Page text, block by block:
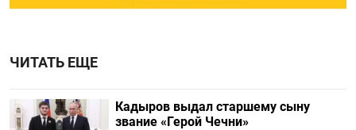
ЧИТАТЬ ЕЩЕ
Кадыров выдал старшему сыну
звание «Герой Чечни»